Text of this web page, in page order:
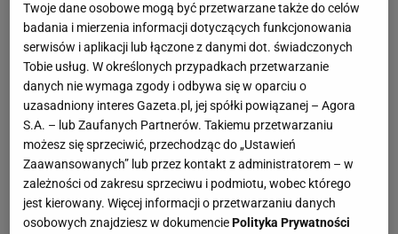
Twoje dane osobowe mogą być przetwarzane także do celów
badania i mierzenia informacji dotyczących funkcjonowania
serwisów i aplikacji lub łączone z danymi dot. świadczonych
Tobie usług. W określonych przypadkach przetwarzanie
danych nie wymaga zgody i odbywa się w oparciu o
uzasadniony interes Gazeta.pl, jej spółki powiązanej – Agora
S.A. – lub Zaufanych Partnerów. Takiemu przetwarzaniu
możesz się sprzeciwić, przechodząc do „Ustawień
Zaawansowanych” lub przez kontakt z administratorem – w
zależności od zakresu sprzeciwu i podmiotu, wobec którego
jest kierowany. Więcej informacji o przetwarzaniu danych
osobowych znajdziesz w dokumenciePolityka Prywatności